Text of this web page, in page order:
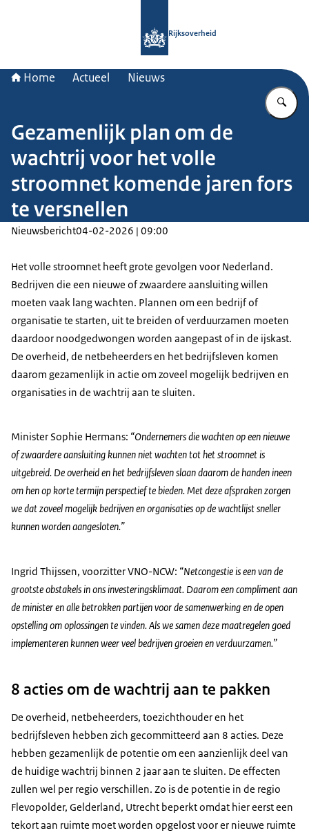
Rijksoverheid
Home Actueel Nieuws
Gezamenlijk plan om de
wachtrij voor het volle
stroomnet komende jaren fors
te versnellen
Nieuwsbericht04-02-2026 | 09:00
Het volle stroomnet heeft grote gevolgen voor Nederland.
Bedrijven die een nieuwe of zwaardere aansluiting willen
moeten vaak lang wachten. Plannen om een bedrijf of
organisatie te starten, uit te breiden of verduurzamen moeten
daardoor noodgedwongen worden aangepast of in de ijskast.
De overheid, de netbeheerders en het bedrijfsleven komen
daarom gezamenlijk in actie om zoveel mogelijk bedrijven en
organisaties in de wachtrij aan te sluiten.
Minister Sophie Hermans: “Ondernemers die wachten op een nieuwe
of zwaardere aansluiting kunnen niet wachten tot het stroomnet is
uitgebreid. De overheid en het bedrijfsleven slaan daarom de handen ineen
om hen op korte termijn perspectief te bieden. Met deze afspraken zorgen
we dat zoveel mogelijk bedrijven en organisaties op de wachtlijst sneller
kunnen worden aangesloten.”
Ingrid Thijssen, voorzitter VNO-NCW: “Netcongestie is een van de
grootste obstakels in ons investeringsklimaat. Daarom een compliment aan
de minister en alle betrokken partijen voor de samenwerking en de open
opstelling om oplossingen te vinden. Als we samen deze maatregelen goed
implementeren kunnen weer veel bedrijven groeien en verduurzamen.”
8 acties om de wachtrij aan te pakken
De overheid, netbeheerders, toezichthouder en het
bedrijfsleven hebben zich gecommitteerd aan 8 acties. Deze
hebben gezamenlijk de potentie om een aanzienlijk deel van
de huidige wachtrij binnen 2 jaar aan te sluiten. De effecten
zullen wel per regio verschillen. Zo is de potentie in de regio
Flevopolder, Gelderland, Utrecht beperkt omdat hier eerst een
tekort aan ruimte moet worden opgelost voor er nieuwe ruimte